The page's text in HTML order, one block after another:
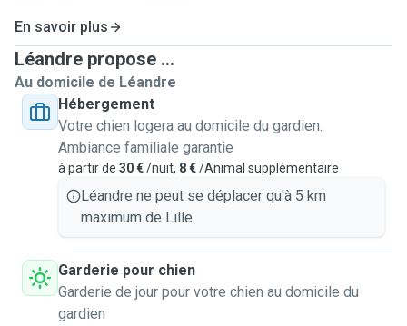
En savoir plus
Léandre propose ...
Au domicile de Léandre
Hébergement
Votre chien logera au domicile du gardien.
Ambiance familiale garantie
à partir de 30 €/nuit, 8 €/Animal supplémentaire
Léandre ne peut se déplacer qu'à 5 km
maximum de Lille.
Garderie pour chien
Garderie de jour pour votre chien au domicile du
gardien